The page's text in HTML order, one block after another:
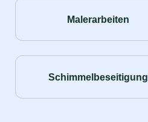
Malerarbeiten
Schimmelbeseitigung